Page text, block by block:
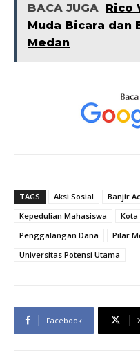
BACA JUGA
Rico
Muda Bicara dan
Medan
TAGS Aksi Sosial Banjir
Kepedulian Mahasiswa
Kota
Penggalangan Dana
Pilar
Universitas Potensi Utama
Facebook